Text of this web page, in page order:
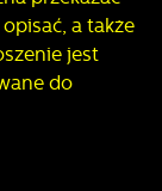
a także
jest
do
mogą
lub firm
usług.